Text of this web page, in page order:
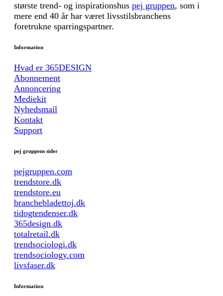
største trend- og inspirationshus pej gruppen, som i
mere end 40 år har været livsstilsbranchens
foretrukne sparringspartner.
Information
Hvad er 365DESIGN
Abonnement
Annoncering
Mediekit
Nyhedsmail
Kontakt
Support
pej gruppens sider
pejgruppen.com
trendstore.dk
trendstore.eu
branchebladettoj.dk
tidogtendenser.dk
365design.dk
totalretail.dk
trendsociologi.dk
trendsociology.com
livsfaser.dk
Information